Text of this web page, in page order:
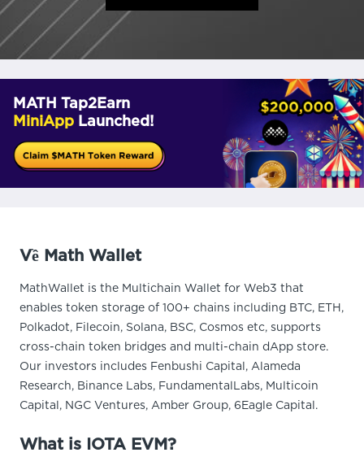
MATH Tap2Earn
MiniApp Launched!
Về Math Wallet
MathWallet is the Multichain Wallet for Web3 that
enables token storage of 100+ chains including BTC, ETH,
Polkadot, Filecoin, Solana, BSC, Cosmos etc, supports
cross-chain token bridges and multi-chain dApp store.
Our investors includes Fenbushi Capital, Alameda
Research, Binance Labs, FundamentalLabs, Multicoin
Capital, NGC Ventures, Amber Group, 6Eagle Capital.
What is IOTA EVM?